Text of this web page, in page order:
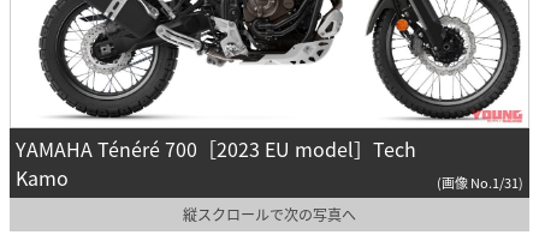
YAMAHA Ténéré 700［2023 EU model］Tech
Kamo
(画像 No.1/31)
縦スクロールで次の写真へ